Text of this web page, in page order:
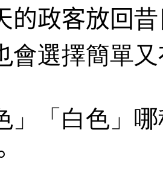
的政客放回
會選擇簡單
」「白色」